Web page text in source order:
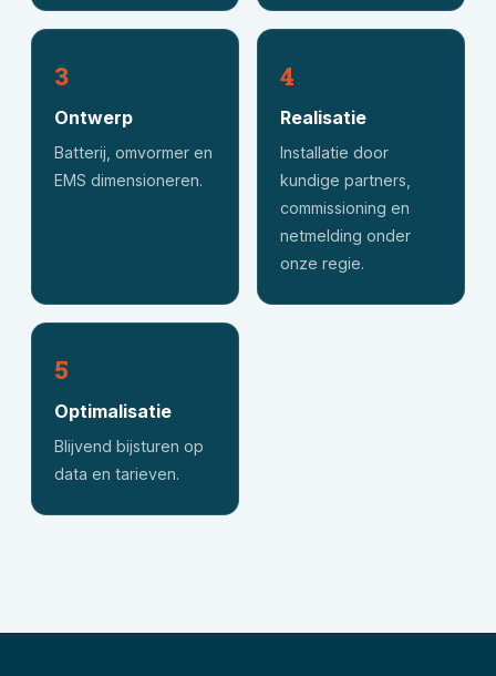
3
Ontwerp
Batterij, omvormer en
EMS dimensioneren.
4
Realisatie
Installatie door
kundige partners,
commissioning en
netmelding onder
onze regie.
5
Optimalisatie
Blijvend bijsturen op
data en tarieven.